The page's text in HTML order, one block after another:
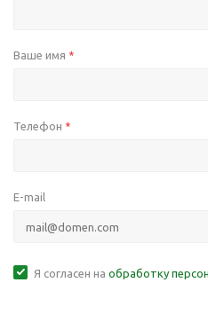
Ваше имя *
Телефон *
E-mail
Я согласен на обработку